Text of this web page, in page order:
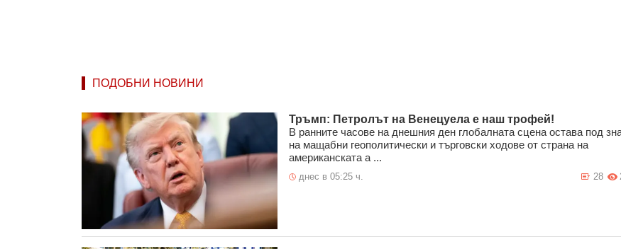
ПОДОБНИ НОВИНИ
Тръмп: Петролът на Венецуела е наш трофей!
В ранните часове на днешния ден глобалната сцена остава под
на мащабни геополитически и търговски ходове от страна на
американската а ...
днес в 05:25 ч. 28